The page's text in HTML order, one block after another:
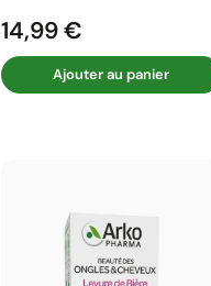
Prix
14,99 €
Ajouter au panier